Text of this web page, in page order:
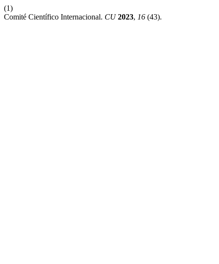
(1)
Comité Científico Internacional. CU 2023, 16 (43).